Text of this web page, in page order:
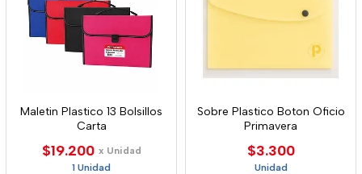
Maletin Plastico 13 Bolsillos
Carta
$19.200 x Unidad
1 Unidad
Sobre Plastico Boton Oficio
Primavera
$3.300
Unidad